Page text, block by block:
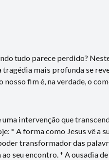
tudo parece perdido?
mais profunda se
fim é, na verdade, o
intervenção que
* A forma como Jesus vê a
transformador das
seu encontro. * A ousadia